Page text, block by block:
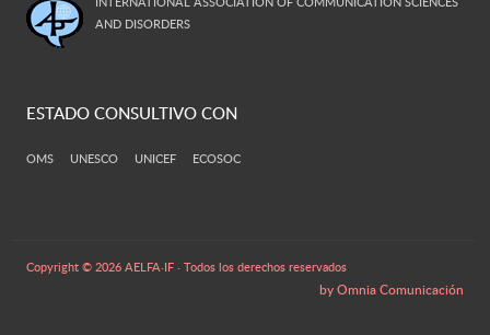
AND DISORDERS
ESTADO CONSULTIVO CON
OMS UNESCO UNICEF ECOSOC
Copyright © 2026 AELFA·IF · Todos los derechos reservados
by Omnia Comunicación